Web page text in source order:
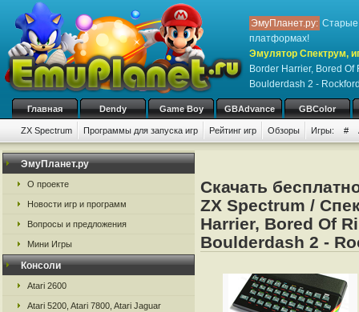
ЭмуПланет.ру: Старые
платформах!
Эмулятор Спектрум,
Border Harrier, Bored
Boulderdash 2 -
Главная Dendy Game Boy GBAdvance GBColor
ZX Spectrum Программы для запуска игр Рейтинг игр Обзоры Игры: #
ЭмуПланет.ру
О проекте
Новости игр и программ
Вопросы и предложения
Мини Игры
Консоли
Atari 2600
Atari 5200, Atari 7800, Atari Jaguar
Скачать
ZX Spectrum /
Harrier, Bored Of
Boulderdash 2 -